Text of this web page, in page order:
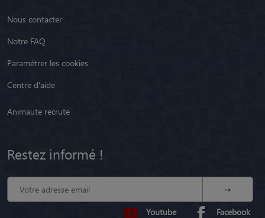
Nous contacter
Notre FAQ
Paramétrer les cookies
Centre d'aide
Animaute recrute
Restez informé !
Youtube Facebook